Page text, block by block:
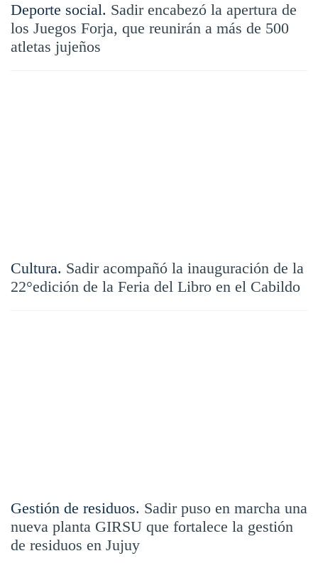
Deporte social. Sadir encabezó la apertura de
los Juegos Forja, que reunirán a más de 500
atletas jujeños
Cultura. Sadir acompañó la inauguración de la
22°edición de la Feria del Libro en el Cabildo
Gestión de residuos. Sadir puso en marcha una
nueva planta GIRSU que fortalece la gestión
de residuos en Jujuy